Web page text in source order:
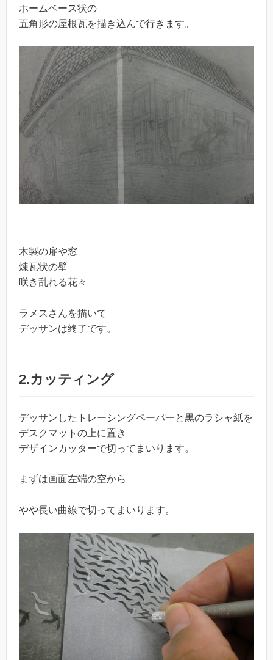
ホームベース状の
五角形の屋根瓦を描き込んで行きます。
木製の扉や窓
煉瓦状の壁
咲き乱れる花々
ラメスさんを描いて
デッサンは終了です。
2.カッティング
デッサンしたトレーシングペーパーと黒のラシャ紙を
デスクマットの上に置き
デザインカッターで切ってまいります。
まずは画面左端の空から
やや長い曲線で切ってまいります。